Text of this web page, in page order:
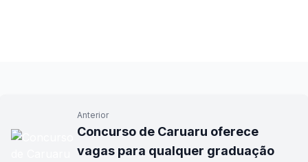
Anterior
Concurso de Caruaru oferece
vagas para qualquer graduação